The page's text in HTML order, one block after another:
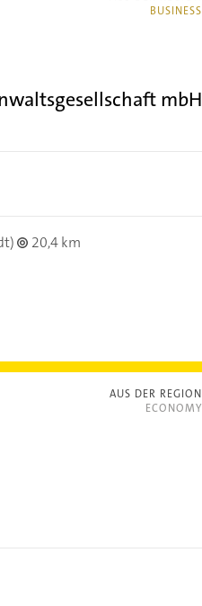
BUSINESS
mbH
20,4 km
AUS DER REGION
ECONOMY